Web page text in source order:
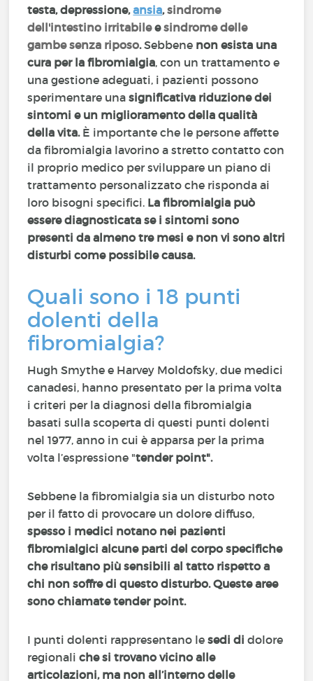
testa, depressione,ansia,sindrome
dell'intestino irritabileesindrome delle
gambe senza riposo.Sebbene non esista una
cura per la fibromialgia, con un trattamento e
una gestione adeguati, i pazienti possono
sperimentare unasignificativa riduzione dei
sintomi e un miglioramento della qualità
della vita. È importante che le persone affette
da fibromialgia lavorino a stretto contatto con
il proprio medico per sviluppare un piano di
trattamento personalizzato che risponda ai
loro bisogni specifici. La fibromialgia può
essere diagnosticata se i sintomi sono
presenti da almeno tre mesi e non vi sono altri
disturbi come possibile causa.
Quali sono i 18 punti
dolenti della
fibromialgia?
Hugh Smythe e Harvey Moldofsky, due medici
canadesi, hanno presentato per la prima volta
i criteri per la diagnosi della fibromialgia
basati sulla scoperta di questi punti dolenti
nel 1977, anno in cui è apparsa per la prima
volta l’espressione "tender point".
Sebbene la fibromialgia sia un disturbo noto
per il fatto di provocare un dolore diffuso,
spesso i medici notano nei pazienti
fibromialgici alcune parti del corpo specifiche
che risultano più sensibili al tatto rispetto a
chi non soffre di questo disturbo. Queste aree
sono chiamate tender point.
I punti dolenti rappresentano lesedi didolore
regionaliche si trovano vicino alle
articolazioni, ma non all’interno delle